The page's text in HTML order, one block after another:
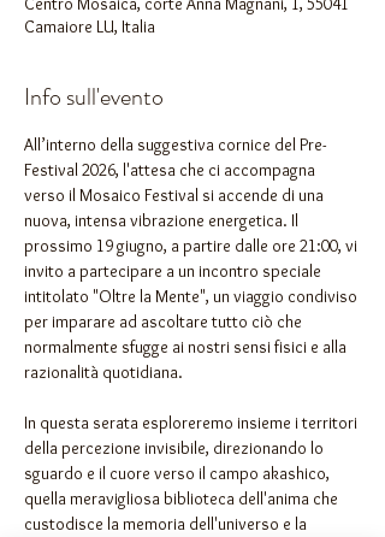
Camaiore LU, Italia
Info sull'evento
All’interno della suggestiva cornice del Pre-
Festival 2026, l'attesa che ci accompagna
verso il Mosaico Festival si accende di una
nuova, intensa vibrazione energetica. Il
prossimo 19 giugno, a partire dalle ore 21:00, vi
invito a partecipare a un incontro speciale
intitolato "Oltre la Mente", un viaggio condiviso
per imparare ad ascoltare tutto ciò che
normalmente sfugge ai nostri sensi fisici e alla
razionalità quotidiana.
In questa serata esploreremo insieme i territori
della percezione invisibile, direzionando lo
sguardo e il cuore verso il campo akashico,
quella meravigliosa biblioteca dell'anima che
custodisce la memoria dell'universo e la